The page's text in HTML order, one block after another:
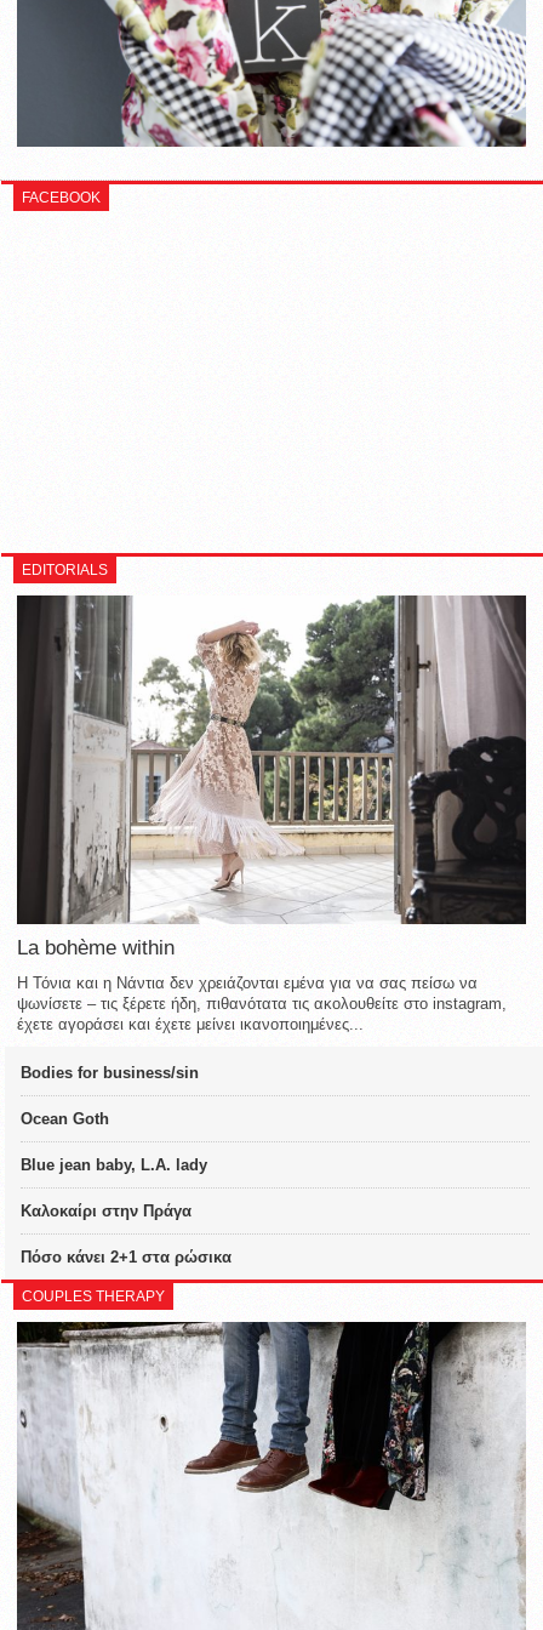
FACEBOOK
EDITORIALS
La bohème within
Η Τόνια και η Νάντια δεν χρειάζονται εμένα για να σας πείσω να
ψωνίσετε – τις ξέρετε ήδη, πιθανότατα τις ακολουθείτε στο instagram,
έχετε αγοράσει και έχετε μείνει ικανοποιημένες...
Bodies for business/sin
Ocean Goth
Blue jean baby, L.A. lady
Καλοκαίρι στην Πράγα
Πόσο κάνει 2+1 στα ρώσικα
COUPLES THERAPY